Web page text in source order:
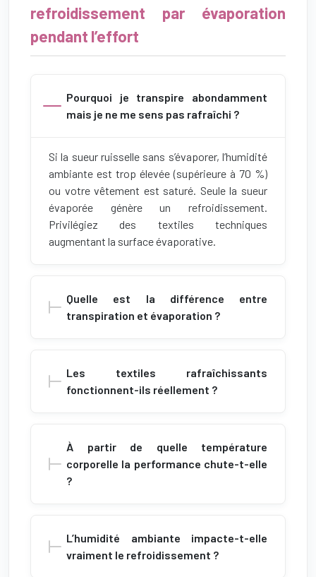
refroidissement par évaporation
pendant l’effort
Pourquoi je transpire abondamment
mais je ne me sens pas rafraîchi ?
Si la sueur ruisselle sans s’évaporer, l’humidité
ambiante est trop élevée (supérieure à 70 %)
ou votre vêtement est saturé. Seule la sueur
évaporée génère un refroidissement.
Privilégiez des textiles techniques
augmentant la surface évaporative.
Quelle est la différence entre
transpiration et évaporation ?
Les textiles rafraîchissants
fonctionnent-ils réellement ?
À partir de quelle température
corporelle la performance chute-t-elle
?
L’humidité ambiante impacte-t-elle
vraiment le refroidissement ?